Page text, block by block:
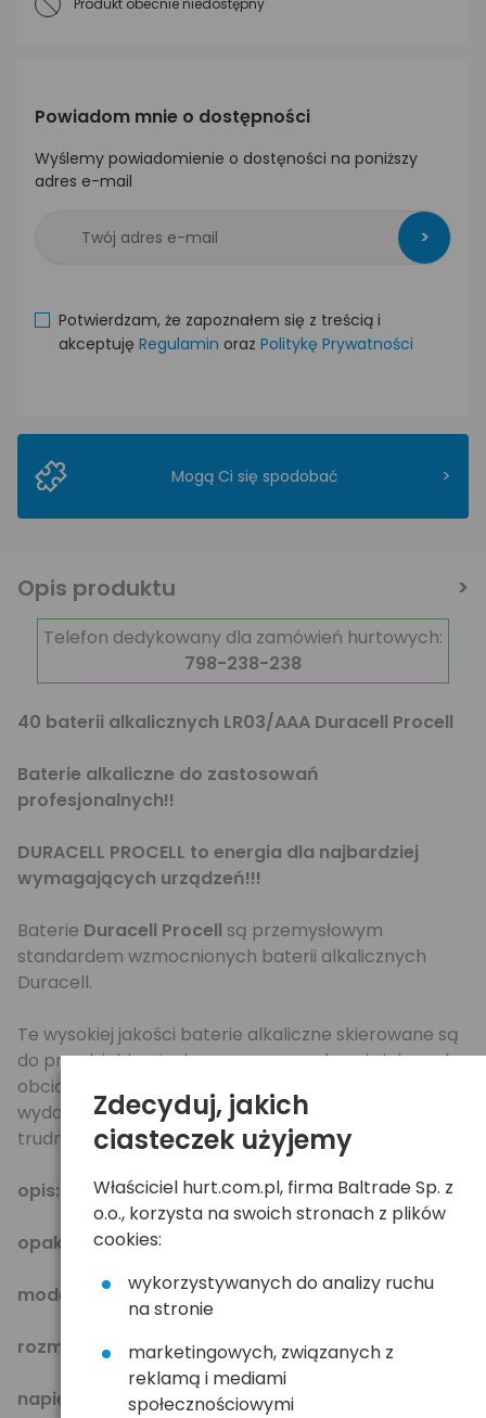
Produkt obecnie niedostępny
Powiadom mnie o dostępności
Wyślemy powiadomienie o dostęności na poniższy
adres e-mail
>
Potwierdzam, że zapoznałem się z treścią i
akceptuję Regulamin oraz Politykę Prywatności
Mogą Ci się spodobać >
Opis produktu
Telefon dedykowany dla zamówień hurtowych:
798-238-238
40 baterii alkalicznych LR03/AAA Duracell Procell
Baterie alkaliczne do zastosowań
profesjonalnych!!
DURACELL PROCELL to energia dla najbardziej
wymagających urządzeń!!!
Baterie Duracell Procell są przemysłowym
standardem wzmocnionych baterii alkalicznych
Duracell.
Te wysokiej jakości baterie alkaliczne skierowane są
do przedsiębiorstw i przeznaczone do największych
obciążeń. Charakteryzują się one wysoką
wydajnoscia w calym okresie żywotnosci nawet w
trudnych warunkach!!
opis: bateria alkaliczna
opakowanie:karton 40 szt.
model: MN 2400 LR03/AAA
rozmiar: AAA
napięcie [V]:1.5
Zdecyduj, jakich
ciasteczek użyjemy
Właściciel hurt.com.pl, firma Baltrade Sp. z
o.o., korzysta na swoich stronach z plików
cookies:
wykorzystywanych do analizy ruchu
na stronie
marketingowych, związanych z
reklamą i mediami
społecznościowymi